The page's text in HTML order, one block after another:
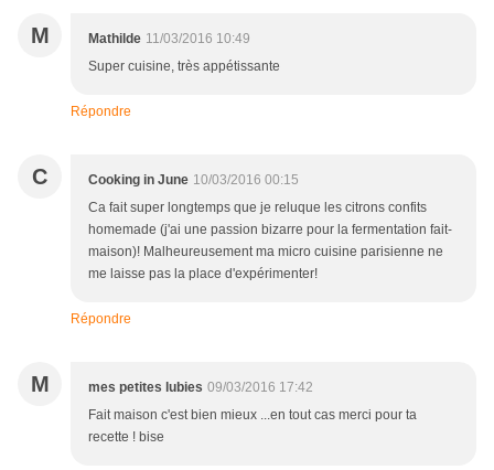
M Mathilde 11/03/2016 10:49
Super cuisine, très appétissante
Répondre
C Cooking in June 10/03/2016 00:15
Ca fait super longtemps que je reluque les citrons confits
homemade (j'ai une passion bizarre pour la fermentation fait-
maison)! Malheureusement ma micro cuisine parisienne ne
me laisse pas la place d'expérimenter!
Répondre
M mes petites lubies 09/03/2016 17:42
Fait maison c'est bien mieux ...en tout cas merci pour ta
recette ! bise